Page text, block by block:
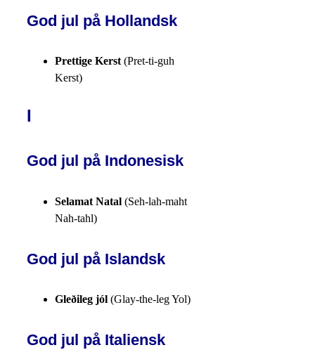
God jul på Hollandsk
Prettige Kerst (Pret-ti-guh
Kerst)
I
God jul på Indonesisk
Selamat Natal (Seh-lah-maht
Nah-tahl)
God jul på Islandsk
Gleðileg jól (Glay-the-leg Yol)
God jul på Italiensk